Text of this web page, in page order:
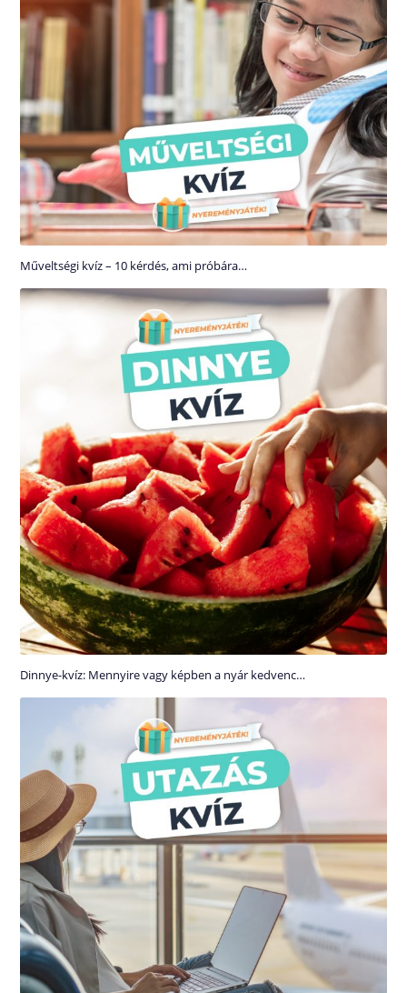
Műveltségi kvíz – 10 kérdés, ami próbára…
Dinnye-kvíz: Mennyire vagy képben a nyár kedvenc…